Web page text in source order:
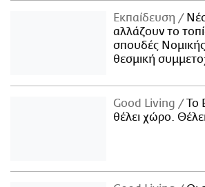
Εκπαίδευση
αλλάζουν το
σπουδές
θεσμική
Good Living
Το
θέλει χώρο.